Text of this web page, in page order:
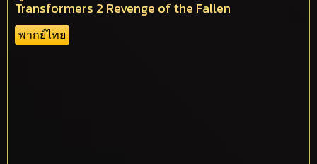
Transformers 2 Revenge of the Fallen
พากย์ไทย